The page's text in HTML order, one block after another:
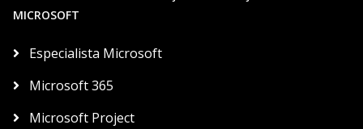
MICROSOFT
Especialista Microsoft
Microsoft 365
Microsoft Project